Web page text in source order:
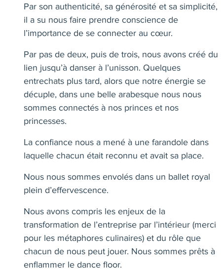
Par son authenticité, sa générosité et sa simplicité,
il a su nous faire prendre conscience de
l’importance de se connecter au cœur.
Par pas de deux, puis de trois, nous avons créé du
lien jusqu’à danser à l’unisson. Quelques
entrechats plus tard, alors que notre énergie se
décuple, dans une belle arabesque nous nous
sommes connectés à nos princes et nos
princesses.
La confiance nous a mené à une farandole dans
laquelle chacun était reconnu et avait sa place.
Nous nous sommes envolés dans un ballet royal
plein d’effervescence.
Nous avons compris les enjeux de la
transformation de l’entreprise par l’intérieur (merci
pour les métaphores culinaires) et du rôle que
chacun de nous peut jouer. Nous sommes prêts à
enflammer le dance floor.